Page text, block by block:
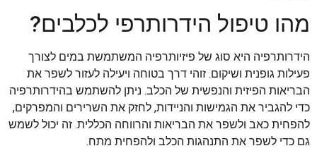
מהו טיפול הידרותרפי לכלבים?
הידרותרפיה היא סוג של פיזיותרפיה המשתמשת במים לצורך
פעילות גופנית ושיקום. זוהי דרך בטוחה ויעילה לעזור לשפר את
הבריאות הפיזית והנפשית של הכלב. ניתן להשתמש בהידרותרפיה
כדי להגביר את הגמישות והניידות, לחזק את השרירים והמפרקים,
להפחית כאב ולשפר את הבריאות והרווחה הכללית. זה יכול לשמש
גם כדי לשפר את התנהגות הכלב ולהפחית מתח.